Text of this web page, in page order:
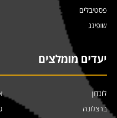
פסטיבלים
שופינג
יעדים מומלצים
לונדון
ברצלונה